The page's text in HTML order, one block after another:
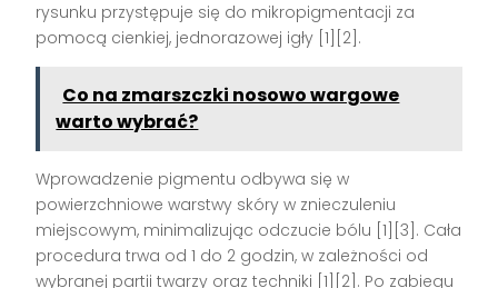
rysunku przystępuje się do mikropigmentacji za
pomocą cienkiej, jednorazowej igły [1][2] .
Co na zmarszczki nosowo wargowe
warto wybrać?
Wprowadzenie pigmentu odbywa się w
powierzchniowe warstwy skóry w znieczuleniu
miejscowym, minimalizując odczucie bólu [1][3] . Cała
procedura trwa od 1 do 2 godzin, w zależności od
wybranej partii twarzy oraz techniki [1][2] . Po zabiegu